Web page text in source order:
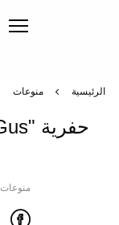
الرئيسية منوعات
منوعات